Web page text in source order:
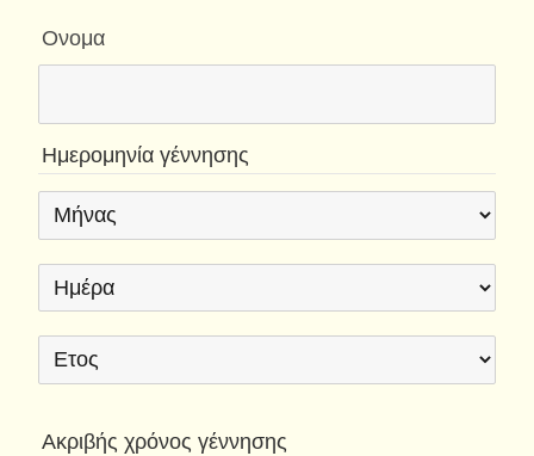
Ονομα
Ημερομηνία γέννησης
Ακριβής χρόνος γέννησης